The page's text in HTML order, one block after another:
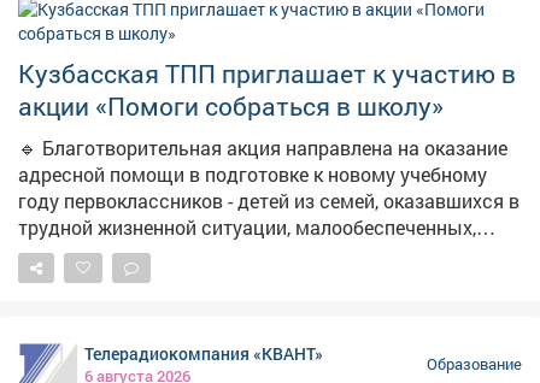
Кузбасская ТПП приглашает к участию в
акции «Помоги собраться в школу»
🔹 Благотворительная акция направлена на оказание
адресной помощи в подготовке к новому учебному
году первоклассников - детей из семей, оказавшихся в
трудной жизненной ситуации, малообеспеченных,
многодетных, неполных и опекаемых семей, детей-
сирот и детей, оставшихся без попечения родителей.
принадлежностями для учащихся 1 класса или
Телерадиокомпания «КВАНТ»
6 августа 2026
Образование